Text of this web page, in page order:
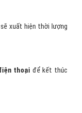
xuất hiện thời lượng
thoại để kết thúc